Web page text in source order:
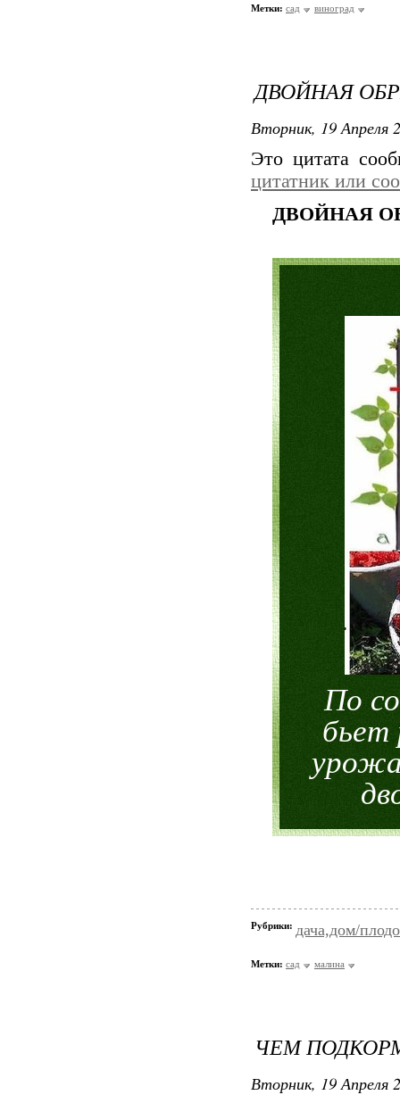
Метки: сад виноград
ДВОЙНАЯ
Вторник, 19 Апреля
Это цитата
цитатник или
ДВОЙНАЯ
По
бьет
Рубрики: дача,дом/
Метки: сад малина
ЧЕМ
Вторник, 19 Апреля